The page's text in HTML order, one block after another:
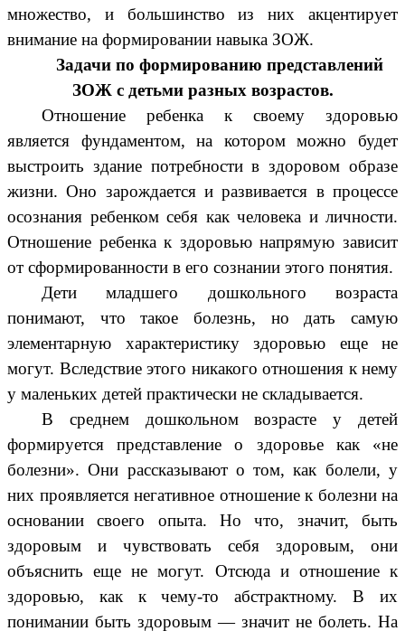
множество, и большинство из них акцентирует
внимание на формировании навыка ЗОЖ.
Задачи по формированию представлений
ЗОЖ с детьми разных возрастов.
Отношение ребенка к своему здоровью
является фундаментом, на котором можно будет
выстроить здание потребности в здоровом образе
жизни. Оно зарождается и развивается в процессе
осознания ребенком себя как человека и личности.
Отношение ребенка к здоровью напрямую зависит
от сформированности в его сознании этого понятия.
Дети младшего дошкольного возраста
понимают, что такое болезнь, но дать самую
элементарную характеристику здоровью еще не
могут. Вследствие этого никакого отношения к нему
у маленьких детей практически не складывается.
В среднем дошкольном возрасте у детей
формируется представление о здоровье как «не
болезни». Они рассказывают о том, как болели, у
них проявляется негативное отношение к болезни на
основании своего опыта. Но что, значит, быть
здоровым и чувствовать себя здоровым, они
объяснить еще не могут. Отсюда и отношение к
здоровью, как к чему-то абстрактному. В их
понимании быть здоровым — значит не болеть. На